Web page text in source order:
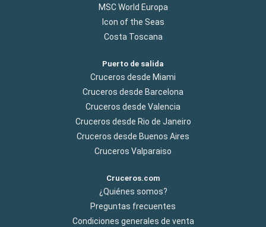
MSC World Europa
Icon of the Seas
Costa Toscana
Puerto de salida
Cruceros desde Miami
Cruceros desde Barcelona
Cruceros desde Valencia
Cruceros desde Rio de Janeiro
Cruceros desde Buenos Aires
Cruceros Valparaiso
Cruceros.com
¿Quiénes somos?
Preguntas frecuentes
Condiciones generales de venta